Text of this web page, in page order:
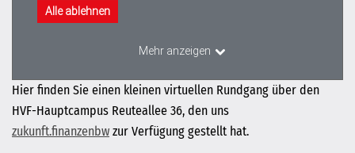
Hier finden Sie einen kleinen virtuellen Rundgang über den
HVF-Hauptcampus Reuteallee 36, den uns
zukunft.finanzenbw zur Verfügung gestellt hat.